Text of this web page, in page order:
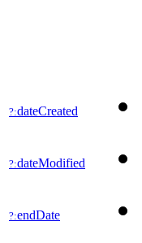
?:dateCreated
?:dateModified
?:endDate